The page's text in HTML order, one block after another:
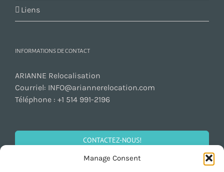
Manage Consent
Liens
INFORMATIONS DE CONTACT
ARIANNE Relocalisation
Courriel: INFO@ariannerelocation.com
Téléphone : +1 514 991-2196
CONTACTEZ-NOUS!